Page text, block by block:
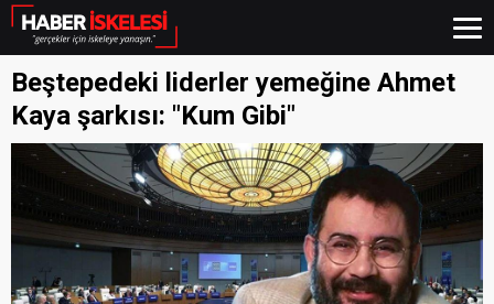
Beştepedeki liderler yemeğine Ahmet
Kaya şarkısı: "Kum Gibi"